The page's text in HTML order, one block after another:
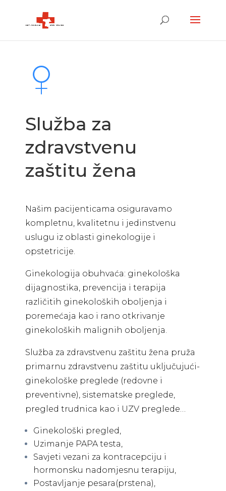
Služba za
zdravstvenu
zaštitu žena
Našim pacijenticama osiguravamo
kompletnu, kvalitetnu i jedinstvenu
uslugu iz oblasti ginekologije i
opstetricije.
Ginekologija obuhvaća: ginekološka
dijagnostika, prevencija i terapija
različitih ginekoloških oboljenja i
poremećaja kao i rano otkrivanje
ginekoloških malignih oboljenja.
Služba za zdravstvenu zaštitu žena pruža
primarnu zdravstvenu zaštitu uključujući-
ginekološke preglede (redovne i
preventivne), sistematske preglede,
pregled trudnica kao i UZV preglede…
Ginekološki pregled,
Uzimanje PAPA testa,
Savjeti vezani za kontracepciju i
hormonsku nadomjesnu terapiju,
Postavljanje pesara(prstena),